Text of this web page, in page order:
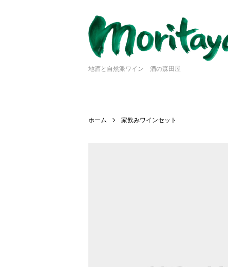
地酒と自然派ワイン 酒の森田屋
ホーム 家飲みワインセット